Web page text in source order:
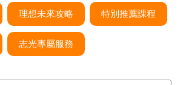
理想未來攻略 特別推薦課程
志光專屬服務